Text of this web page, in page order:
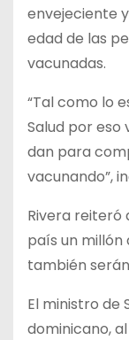
envejeciente
edad de las
vacunadas.
“Tal como lo
Salud por eso
dan para
vacunando”,
Rivera reiteró
país un millón
también
El ministro de
dominicano,